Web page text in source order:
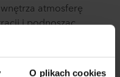
O plikach cookies
atmosferę
i podnosząc
W rezultacie